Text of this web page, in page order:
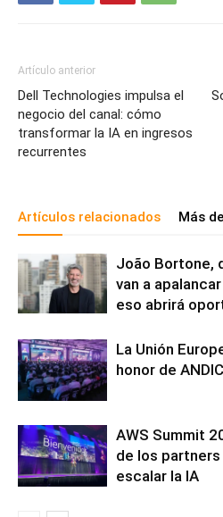
Artículo anterior
Dell Technologies impulsa el
negocio del canal: cómo
transformar la IA en ingresos
recurrentes
Artículos relacionados Más
João Bortone,
van a
eso abrirá
La Unión
honor de
AWS Summit
de los
escalar la IA